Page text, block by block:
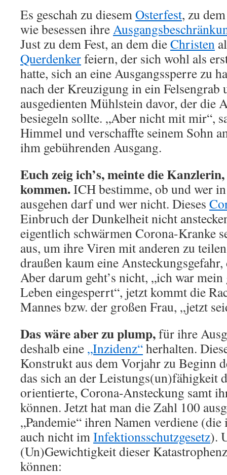
Es geschah zu diesemOsterfest, zu
wie besessen ihre
Just zu dem Fest, an dem dieChristen
Querdenkerfeiern, der sich wohl als
hatte, sich an eine Ausgangssperre zu
nach der Kreuzigung in ein Felsengrab
ausgedienten Mühlstein davor, der die
besiegeln sollte. „Aber nicht mit mir“,
Himmel und verschaffte seinem Sohn
ihm gebührenden Ausgang.
Euch zeig ich’s, meinte die
kommen.ICH bestimme, ob und wer
ausgehen darf und wer nicht. Dieses
Einbruch der Dunkelheit nicht
eigentlich schwärmen Corona-Kranke
aus, um ihre Viren mit anderen zu
draußen kaum eine
Aber darum geht’s nicht, „ich war
Leben eingesperrt“, jetzt kommt die
Mannes bzw. der großen Frau, „jetzt
Das wäre aber zu plump,für ihre
deshalb eine „Inzidenz“herhalten.
Konstrukt aus dem Vorjahr zu Beginn
das sich an der Leistungs(un)fähigkeit
orientierte, Corona-Ansteckung samt
können. Jetzt hat man die Zahl 100
„Pandemie“ ihren Namen verdiene
auch nicht imInfektionsschutzgesetz).
(Un)Gewichtigkeit dieser
können: